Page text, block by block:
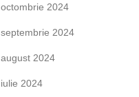
octombrie 2024
septembrie 2024
august 2024
iulie 2024